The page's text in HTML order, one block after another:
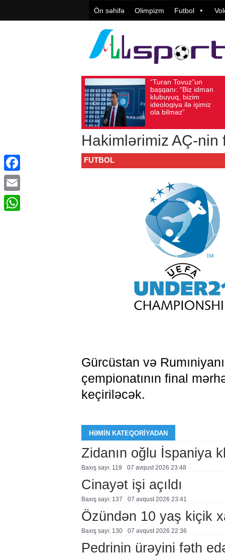
Ön səhifə Olimpizm Futbol
“Turan Tovuz”un
başqanı: “Biz idman
klubuyuq, bizim
ideologiya ilə işimiz
ola bilməz”
Baxış sayı: 218 Avqust 05,
Hakimlərimiz AÇ-
FUTBOL
Gürcüstan və
çempionatının final
keçiriləcək.
HƏMIN KATEQORIYADAN
Zidanın oğlu İspaniya
Baxış sayı: 119 07 avqust 2026 23:48
Cinayət işi açıldı
Baxış sayı: 137 07 avqust 2026 23:41
Özündən 10 yaş kiçik
Baxış sayı: 130 07 avqust 2026 22:36
Pedrinin ürəyini fəth
Facebook
Email